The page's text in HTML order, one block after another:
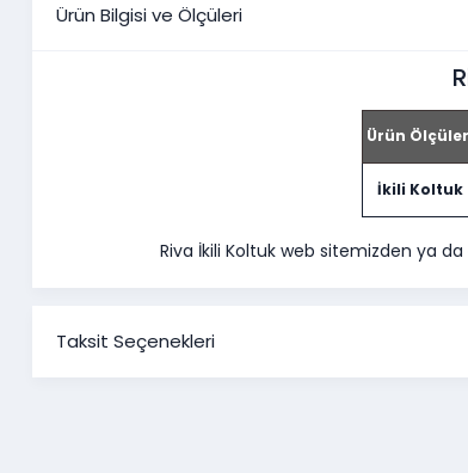
Ürün Bilgisi ve Ölçüleri
Ürün
İkili Koltuk
Riva İkili Koltuk web sitemizden ya
Taksit Seçenekleri